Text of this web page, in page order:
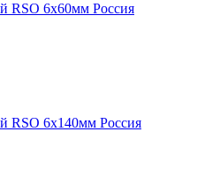
RSO 6х60мм Россия
RSO 6х140мм Россия